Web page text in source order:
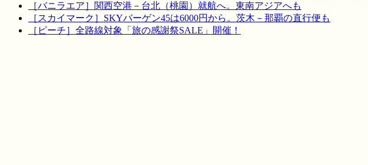
［バニラエア］関西空港－台北（桃園）就航へ。東南アジアへも
［スカイマーク］SKYバーゲン45は6000円から。茨木－那覇の直行便も
［ピーチ］全路線対象「旅の感謝祭SALE」開催！